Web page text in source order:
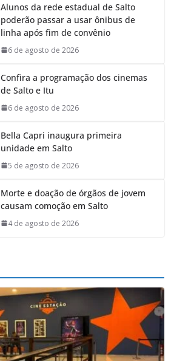
Alunos da rede estadual de Salto
poderão passar a usar ônibus de
linha após fim de convênio
6 de agosto de 2026
Confira a programação dos cinemas
de Salto e Itu
6 de agosto de 2026
Bella Capri inaugura primeira
unidade em Salto
5 de agosto de 2026
Morte e doação de órgãos de jovem
causam comoção em Salto
4 de agosto de 2026